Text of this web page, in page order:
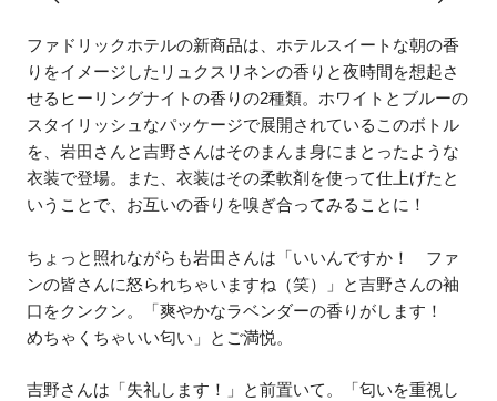
ファドリックホテルの新商品は、ホテルスイートな朝の香
りをイメージしたリュクスリネンの香りと夜時間を想起さ
せるヒーリングナイトの香りの2種類。ホワイトとブルーの
スタイリッシュなパッケージで展開されているこのボトル
を、岩田さんと吉野さんはそのまんま身にまとったような
衣装で登場。また、衣装はその柔軟剤を使って仕上げたと
いうことで、お互いの香りを嗅ぎ合ってみることに！
ちょっと照れながらも岩田さんは「いいんですか！ ファ
ンの皆さんに怒られちゃいますね（笑）」と吉野さんの袖
口をクンクン。「爽やかなラベンダーの香りがします！
めちゃくちゃいい匂い」とご満悦。
吉野さんは「失礼します！」と前置いて。「匂いを重視し